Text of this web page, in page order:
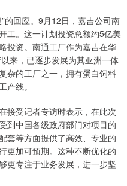
的回应。9月12日，嘉吉公司南
工。这一计划投资总额约5亿美
投资。南通工厂作为嘉吉在华
来，已逐步发展为其亚洲一体
杂的工厂之一，拥有蛋白饲料
产线。
接受记者专访时表示，在此次
到中国各级政府部门对项目的
套等方面提供了高效、专业的
更加可预期。这种不断优化的
更专注于业务发展，进一步坚